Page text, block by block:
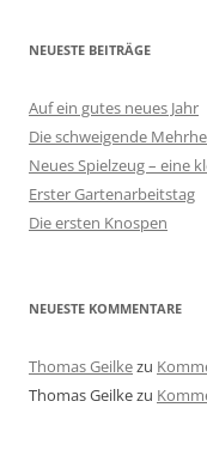
NEUESTE BEITRÄGE
Auf ein gutes neues Jahr
Die schweigende
Neues Spielzeug – eine
Erster Gartenarbeitstag
Die ersten Knospen
NEUESTE KOMMENTARE
Thomas Geilkezu
Thomas Geilkezu